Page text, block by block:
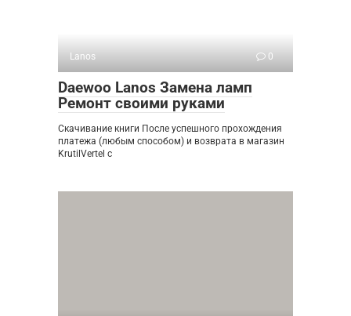
Lanos 0
Daewoo Lanos Замена ламп
Ремонт своими руками
Скачивание книги После успешного прохождения
платежа (любым способом) и возврата в магазин
KrutilVertel с